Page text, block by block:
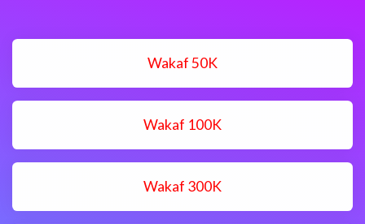
Wakaf 50K
Wakaf 100K
Wakaf 300K